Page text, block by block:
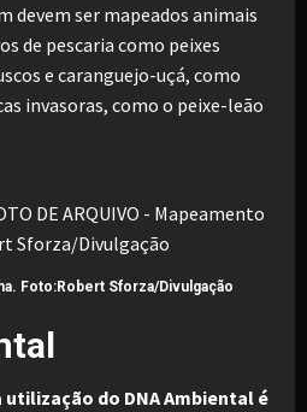
devem ser mapeados animais
de pescaria como peixes
e caranguejo-uçá, como
invasoras, como o peixe-leão
Foto:Robert Sforza/Divulgação
do DNA Ambiental é